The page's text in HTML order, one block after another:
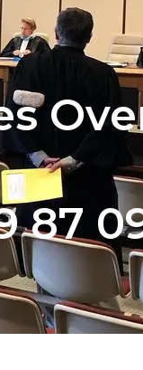
87